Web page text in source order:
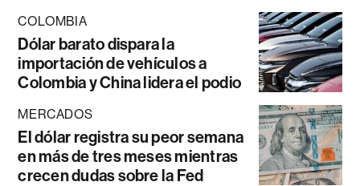
COLOMBIA
Dólar barato dispara la
importación de vehículos a
Colombia y China lidera el podio
MERCADOS
El dólar registra su peor semana
en más de tres meses mientras
crecen dudas sobre la Fed